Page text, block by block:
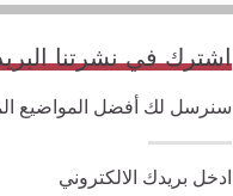
اشترك في نشرتنا
سنرسل لك أفضل المواضيع
ادخل بريدك الالكتروني